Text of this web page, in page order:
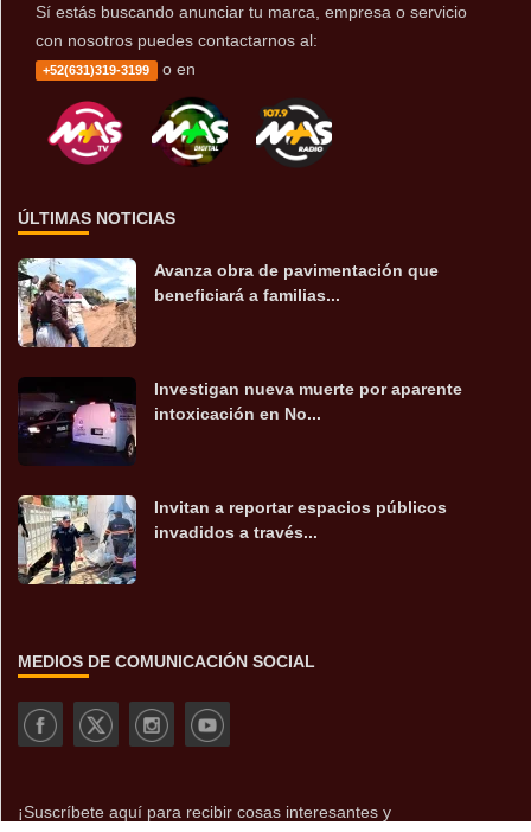
Sí estás buscando anunciar tu marca, empresa o servicio
con nosotros puedes contactarnos al:
+52(631)319-3199 o en
ÚLTIMAS NOTICIAS
Avanza obra de pavimentación que
beneficiará a familias...
Investigan nueva muerte por aparente
intoxicación en No...
Invitan a reportar espacios públicos
invadidos a través...
MEDIOS DE COMUNICACIÓN SOCIAL
¡Suscríbete aquí para recibir cosas interesantes y